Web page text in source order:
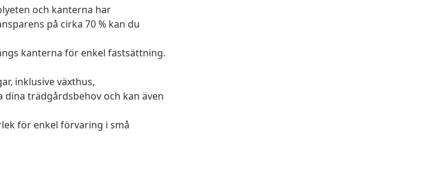
och kanterna har
på cirka 70 % kan du
kanterna för enkel fastsättning.
inklusive växthus,
trädgårdsbehov och kan även
för enkel förvaring i små